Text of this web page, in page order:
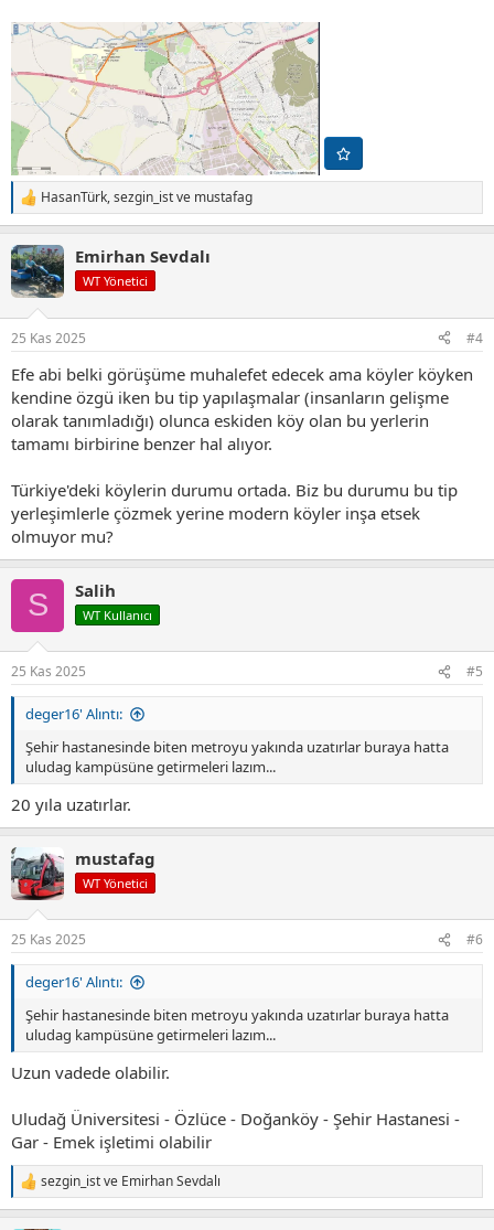
T
e
k
i
l
:
HasanTürk,sezgin_istve mustafag
Emirhan Sevdalı
WT Yönetici
25 Kas 2025 #4
Efe abi belki görüşüme muhalefet edecek ama köyler köyken
kendine özgü iken bu tip yapılaşmalar (insanların gelişme
olarak tanımladığı) olunca eskiden köy olan bu yerlerin
tamamı birbirine benzer hal alıyor.
Türkiye'deki köylerin durumu ortada. Biz bu durumu bu tip
yerleşimlerle çözmek yerine modern köyler inşa etsek
olmuyor mu?
S Salih
WT Kullanıcı
25 Kas 2025 #5
deger16' Alıntı:
Şehir hastanesinde biten metroyu yakında uzatırlar buraya hatta
uludag kampüsüne getirmeleri lazım...
20 yıla uzatırlar.
mustafag
WT Yönetici
25 Kas 2025 #6
deger16' Alıntı:
Şehir hastanesinde biten metroyu yakında uzatırlar buraya hatta
uludag kampüsüne getirmeleri lazım...
Uzun vadede olabilir.
Uludağ Üniversitesi - Özlüce - Doğanköy - Şehir Hastanesi -
Gar - Emek işletimi olabilir
T
e
sezgin_istve Emirhan Sevdalı